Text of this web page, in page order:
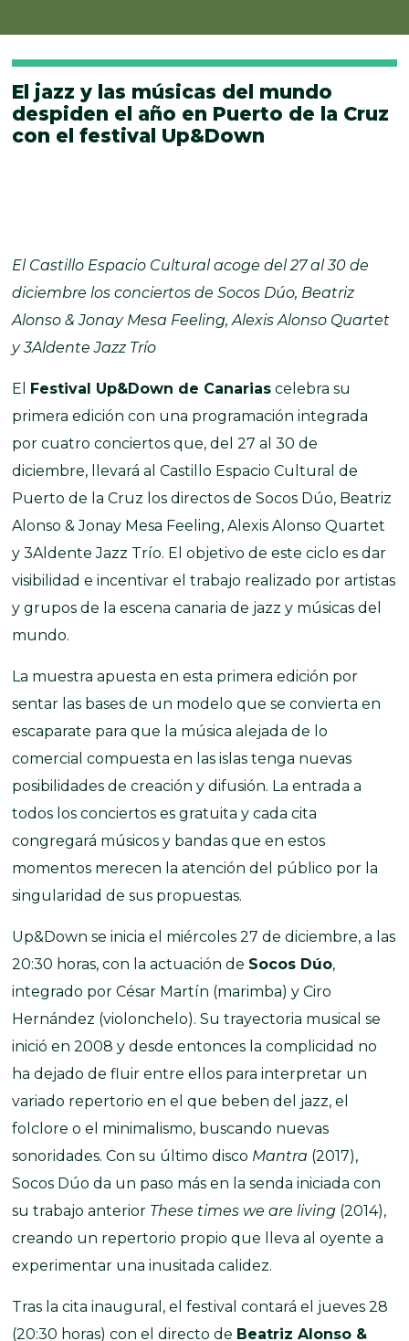
El jazz y las músicas del mundo
despiden el año en Puerto de la Cruz
con el festival Up&Down
El Castillo Espacio Cultural acoge del 27 al 30 de
diciembre los conciertos de Socos Dúo, Beatriz
Alonso & Jonay Mesa Feeling, Alexis Alonso Quartet
y 3Aldente Jazz Trío
El Festival Up&Down de Canarias celebra su
primera edición con una programación integrada
por cuatro conciertos que, del 27 al 30 de
diciembre, llevará al Castillo Espacio Cultural de
Puerto de la Cruz los directos de Socos Dúo, Beatriz
Alonso & Jonay Mesa Feeling, Alexis Alonso Quartet
y 3Aldente Jazz Trío. El objetivo de este ciclo es dar
visibilidad e incentivar el trabajo realizado por artistas
y grupos de la escena canaria de jazz y músicas del
mundo.
La muestra apuesta en esta primera edición por
sentar las bases de un modelo que se convierta en
escaparate para que la música alejada de lo
comercial compuesta en las islas tenga nuevas
posibilidades de creación y difusión. La entrada a
todos los conciertos es gratuita y cada cita
congregará músicos y bandas que en estos
momentos merecen la atención del público por la
singularidad de sus propuestas.
Up&Down se inicia el miércoles 27 de diciembre, a las
20:30 horas, con la actuación de Socos Dúo,
integrado por César Martín (marimba) y Ciro
Hernández (violonchelo). Su trayectoria musical se
inició en 2008 y desde entonces la complicidad no
ha dejado de fluir entre ellos para interpretar un
variado repertorio en el que beben del jazz, el
folclore o el minimalismo, buscando nuevas
sonoridades. Con su último disco Mantra (2017),
Socos Dúo da un paso más en la senda iniciada con
su trabajo anterior These times we are living (2014),
creando un repertorio propio que lleva al oyente a
experimentar una inusitada calidez.
Tras la cita inaugural, el festival contará el jueves 28
(20:30 horas) con el directo de Beatriz Alonso &